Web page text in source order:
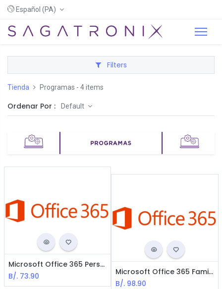
Español (PA)
Filters
Tienda Programas - 4 items
Ordenar Por : Default
Microsoft Office 365 Personal - 1 Licencia / 12-meses / Para PC, Mac y Dispositivos Móbiles / Almacenamiento en la Nube incluido.
B/. 73.90
Microsoft Office 365 Family 1 Licencia - 6 Usuarios / 12-meses / Para PC, Mac y Dispositivos Móbiles / Almacenamiento en la Nube incluido.
B/. 98.90